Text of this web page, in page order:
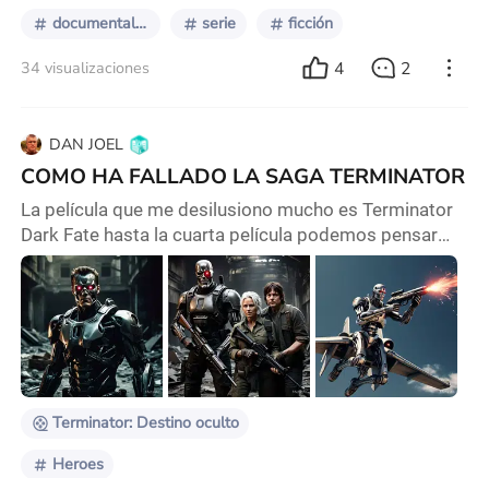
documentales de crimenes serie ficción
34 visualizaciones 4 2
DAN JOEL
COMO HA FALLADO LA SAGA TERMINATOR
La película que me desilusiono mucho es Terminator
Dark Fate hasta la cuarta película podemos pensar
que el filM tenia un happy ending pero despues a
partir de la quinta no estaba mal hecha. pero la sexta
entrega era un asco la película. DARK FATE tiene
escenas repetidas de la anterior la escena del
helicóptero donde Sara Connor Emilia clarke dispara
desde el helicóptero se vuelve a repetir en el
Terminator: Destino oculto
Heroes